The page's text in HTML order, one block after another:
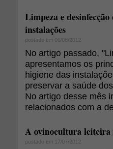
Limpeza e
instalações
postado em 06/08/2012
No artigo passado,
apresentamos os
higiene das
preservar a saúde
No artigo desse mês
relacionados com a
A ovinocultura
postado em 17/07/2012